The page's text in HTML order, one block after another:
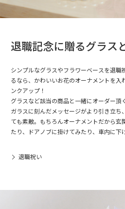
退職記念に贈るグラス
シンプルなグラスやフラワーベースを退職
るなら、かわいいお花のオーナメントを入
ンクアップ！
グラスなど該当の商品と一緒にオーダー頂
ガラスに刻んだメッセージがより引き立ち
ても素敵。もちろんオーナメントだから玄
たり、ドアノブに掛けてみたり、車内に下
退職祝い